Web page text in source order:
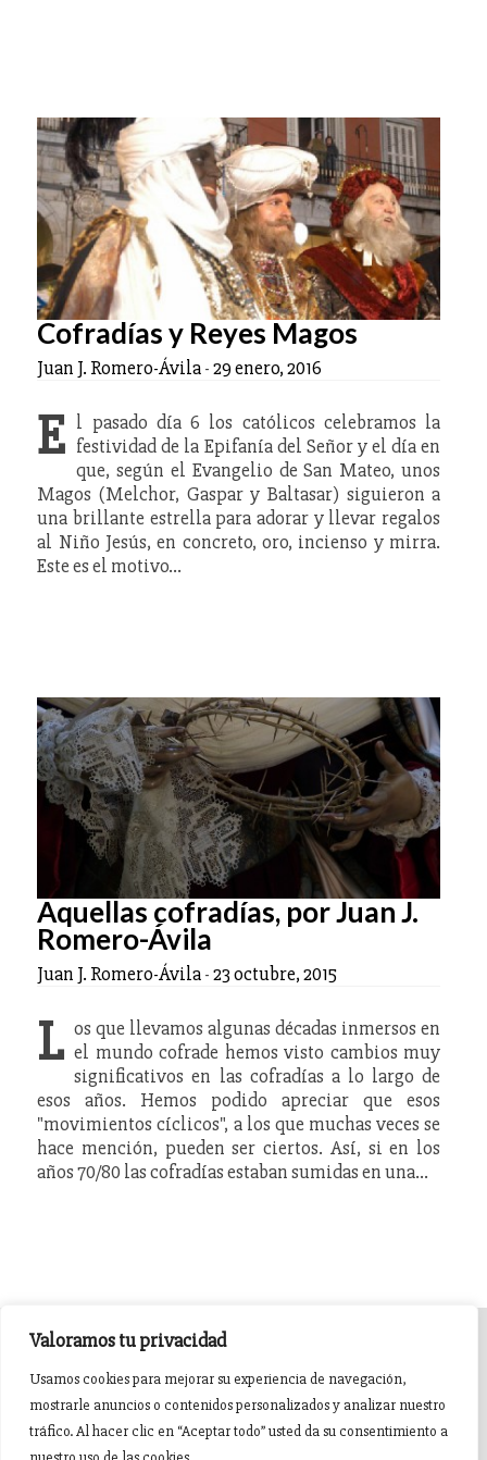
Valoramos tu privacidad
Usamos cookies para mejorar su experiencia de navegación,
mostrarle anuncios o contenidos personalizados y analizar nuestro
tráfico. Al hacer clic en “Aceptar todo” usted da su consentimiento a
Cofradías y Reyes Magos
Juan J. Romero-Ávila-29 enero, 2016
E l pasado día 6 los católicos celebramos la
festividad de la Epifanía del Señor y el día en
que, según el Evangelio de San Mateo, unos
Magos (Melchor, Gaspar y Baltasar) siguieron a
una brillante estrella para adorar y llevar regalos
al Niño Jesús, en concreto, oro, incienso y mirra.
Este es el motivo…
Aquellas cofradías, por Juan J.
Romero-Ávila
Juan J. Romero-Ávila-23 octubre, 2015
L os que llevamos algunas décadas inmersos en
el mundo cofrade hemos visto cambios muy
significativos en las cofradías a lo largo de
esos años. Hemos podido apreciar que esos
"movimientos cíclicos", a los que muchas veces se
hace mención, pueden ser ciertos. Así, si en los
años 70/80 las cofradías estaban sumidas en una…
INICIO AGENDA
NOTICIAS DE PASIÓN
NOTICIAS DE GLORIA
BREVES COFRADES BANDAS